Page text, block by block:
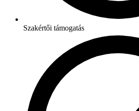
Szakértői támogatás